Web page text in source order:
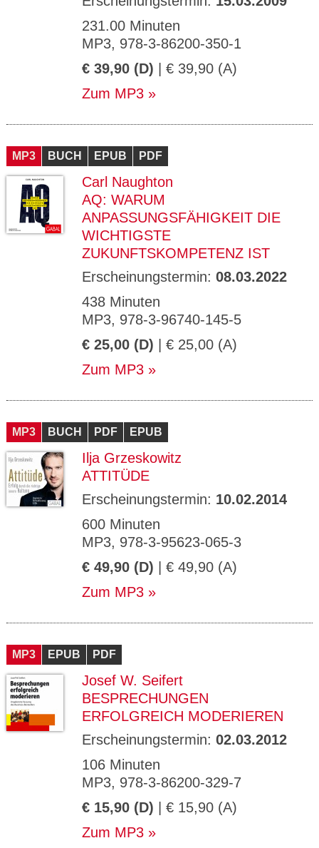
231.00 Minuten
MP3, 978-3-86200-350-1
€ 39,90 (D) | € 39,90 (A)
Zum MP3
MP3 BUCH EPUB PDF
Carl Naughton
AQ: WARUM
ANPASSUNGSFÄHIGKEIT DIE
WICHTIGSTE
ZUKUNFTSKOMPETENZ IST
Erscheinungstermin: 08.03.2022
438 Minuten
MP3, 978-3-96740-145-5
€ 25,00 (D) | € 25,00 (A)
Zum MP3
MP3 BUCH PDF EPUB
Ilja Grzeskowitz
ATTITÜDE
Erscheinungstermin: 10.02.2014
600 Minuten
MP3, 978-3-95623-065-3
€ 49,90 (D) | € 49,90 (A)
Zum MP3
MP3 EPUB PDF
Josef W. Seifert
BESPRECHUNGEN
ERFOLGREICH MODERIEREN
Erscheinungstermin: 02.03.2012
106 Minuten
MP3, 978-3-86200-329-7
€ 15,90 (D) | € 15,90 (A)
Zum MP3